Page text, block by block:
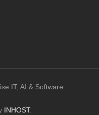
IT, AI & Software
INHOST.